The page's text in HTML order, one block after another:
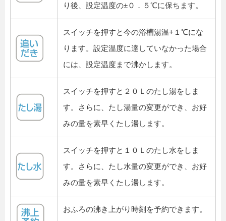
り後、設定温度の±０．５℃に保ちます。
スイッチを押すと今の浴槽湯温+１℃にな
ります。設定温度に達していなかった場合
には、設定温度まで沸かします。
スイッチを押すと２０Ｌのたし湯をしま
す。さらに、たし湯量の変更ができ、お好
みの量を素早くたし湯します。
スイッチを押すと１０Ｌのたし水をしま
す。さらに、たし水量の変更ができ、お好
みの量を素早くたし湯します。
おふろの沸き上がり時刻を予約できます。